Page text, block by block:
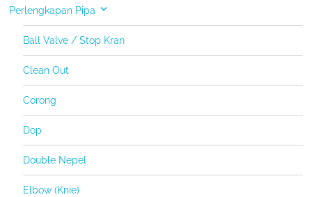
Perlengkapan Pipa
Ball Valve / Stop Kran
Clean Out
Corong
Dop
Double Nepel
Elbow (Knie)